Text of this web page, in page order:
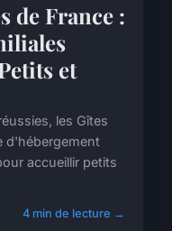
de France :
et
les Gîtes
d'hébergement
accueillir petits
4 min de lecture →